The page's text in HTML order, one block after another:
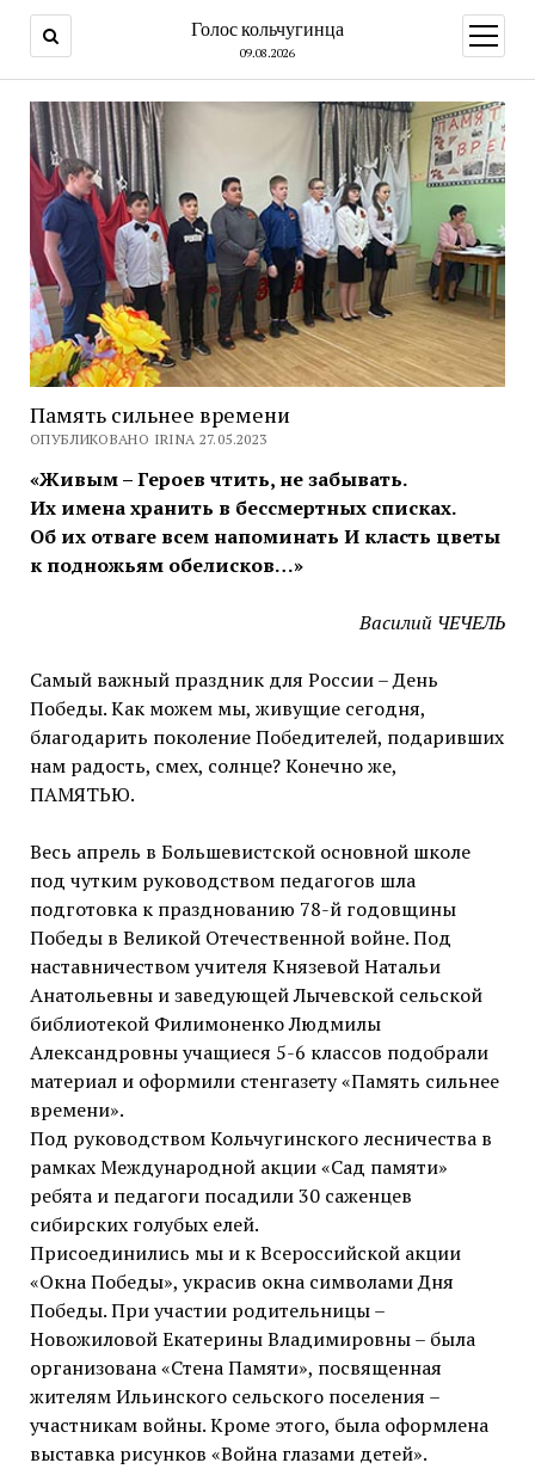
Голос кольчугинца
09.08.2026
меню
Память сильнее времени
ОПУБЛИКОВАНО IRINA 27.05.2023
«Живым – Героев чтить, не забывать.
Их имена хранить в бессмертных списках.
Об их отваге всем напоминать И класть цветы
к подножьям обелисков…»
Василий ЧЕЧЕЛЬ
Самый важный праздник для России – День
Победы. Как можем мы, живущие сегодня,
благодарить поколение Победителей, подаривших
нам радость, смех, солнце? Конечно же,
ПАМЯТЬЮ.
Весь апрель в Большевистской основной школе
под чутким руководством педагогов шла
подготовка к празднованию 78-й годовщины
Победы в Великой Отечественной войне. Под
наставничеством учителя Князевой Натальи
Анатольевны и заведующей Лычевской сельской
библиотекой Филимоненко Людмилы
Александровны учащиеся 5-6 классов подобрали
материал и оформили стенгазету «Память сильнее
времени».
Под руководством Кольчугинского лесничества в
рамках Международной акции «Сад памяти»
ребята и педагоги посадили 30 саженцев
сибирских голубых елей.
Присоединились мы и к Всероссийской акции
«Окна Победы», украсив окна символами Дня
Победы. При участии родительницы –
Новожиловой Екатерины Владимировны – была
организована «Стена Памяти», посвященная
жителям Ильинского сельского поселения –
участникам войны. Кроме этого, была оформлена
выставка рисунков «Война глазами детей».